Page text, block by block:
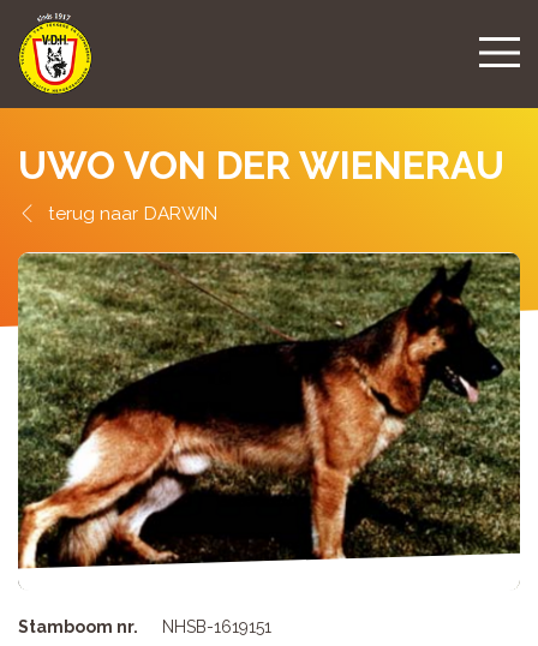
UWO VON DER WIENERAU
DARWIN
Stamboom nr.
NHSB-1619151